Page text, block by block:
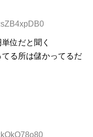
位だと聞く
る所は儲かってるだ